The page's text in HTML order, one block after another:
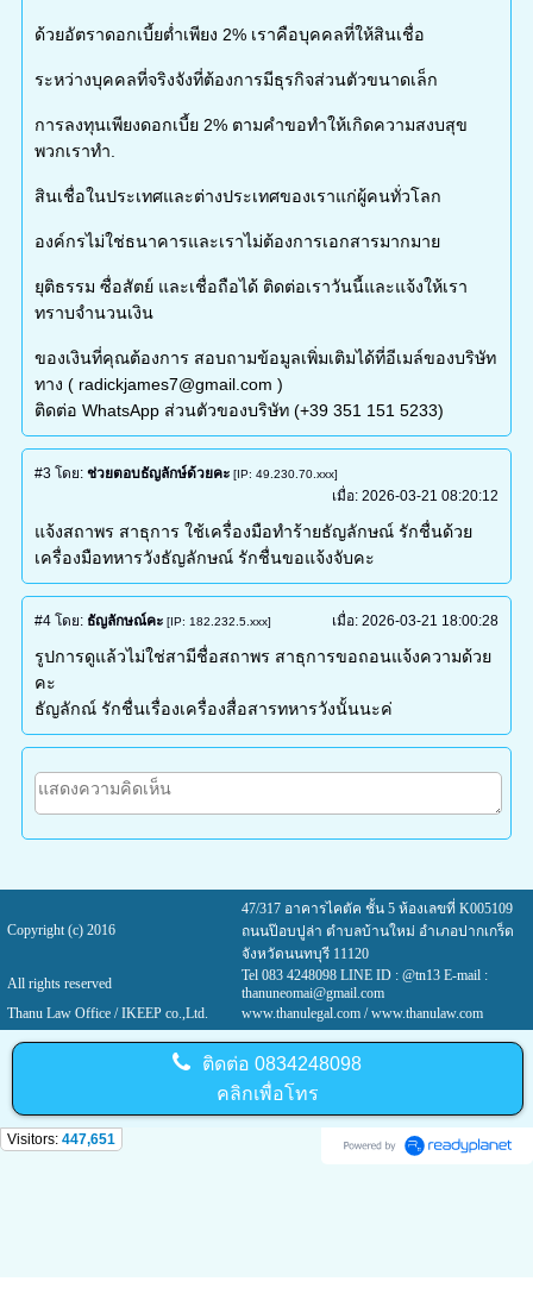
ด้วยอัตราดอกเบี้ยต่ำเพียง 2% เราคือบุคคลที่ให้สินเชื่อ
ระหว่างบุคคลที่จริงจังที่ต้องการมีธุรกิจส่วนตัวขนาดเล็ก
การลงทุนเพียงดอกเบี้ย 2% ตามคำขอทำให้เกิดความสงบสุข
พวกเราทำ.
สินเชื่อในประเทศและต่างประเทศของเราแก่ผู้คนทั่วโลก
องค์กรไม่ใช่ธนาคารและเราไม่ต้องการเอกสารมากมาย
ยุติธรรม ซื่อสัตย์ และเชื่อถือได้ ติดต่อเราวันนี้และแจ้งให้เรา
ทราบจำนวนเงิน
ของเงินที่คุณต้องการ สอบถามข้อมูลเพิ่มเติมได้ที่อีเมล์ของบริษัท
ทาง ( radickjames7@gmail.com )
ติดต่อ WhatsApp ส่วนตัวของบริษัท (+39 351 151 5233)
#3โดย: ช่วยตอบธัญลักษ์ด้วยคะ [IP: 49.230.70.xxx]
เมื่อ:2026-03-21 08:20:12
แจ้งสถาพร สาธุการ ใช้เครื่องมือทำร้ายธัญลักษณ์ รักชื่นด้วย
เครื่องมือทหารวังธัญลักษณ์ รักชื่นขอแจ้งจับคะ
#4โดย: ธัญลักษณ์คะ [IP: 182.232.5.xxx] เมื่อ:2026-03-21 18:00:28
รูปการดูแล้วไม่ใช่สามีชื่อสถาพร สาธุการขอถอนแจ้งความด้วย
คะ
ธัญลักณ์ รักชื่นเรื่องเครื่องสื่อสารทหารวังนั้นนะค่
Copyright (c) 2016
47/317 อาคารไคตัค ชั้น 5 ห้องเลขที่ K005109
ถนนป๊อบปูล่า ตำบลบ้านใหม่ อำเภอปากเกร็ด
จังหวัดนนทบุรี 11120
All rights reserved
Tel 083 4248098 LINE ID : @tn13 E-mail :
thanuneomai@gmail.com
Thanu Law Office / IKEEP co.,Ltd.
www.thanulegal.com / www.thanulaw.com
ติดต่อ0834248098
คลิกเพื่อโทร
Visitors: 447,651